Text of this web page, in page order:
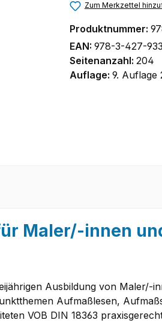
Zum Merkzettel
Produktnummer:
EAN: 978-3-427-
Seitenanzahl: 204
Auflage: 9. Auflage
Maler/-innen
Ausbildung von Maler/-
Aufmaßlesen,
VOB DIN 18363